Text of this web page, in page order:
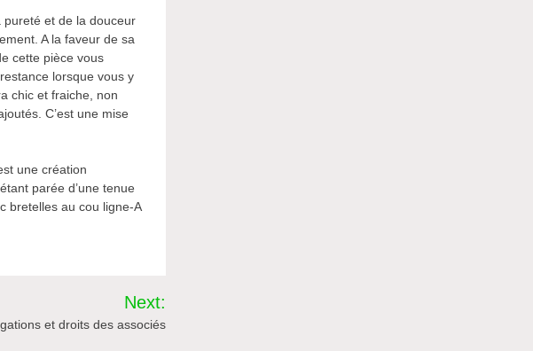
pureté et de la douceur
A la faveur de sa
cette pièce vous
lorsque vous y
chic et fraiche, non
C’est une mise
une création
parée d’une tenue
bretelles au cou ligne-A
Next:
et droits des associés